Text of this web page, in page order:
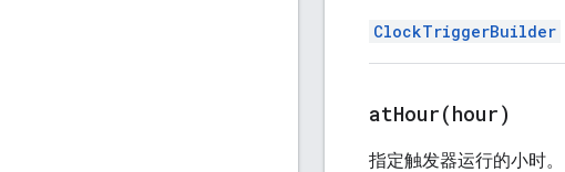
ClockTriggerBuilder
atHour(hour)
指定触发器运行的小时。